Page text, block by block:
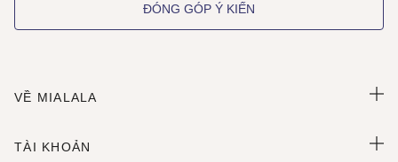
ĐÓNG GÓP Ý KIẾN
VỀ MIALALA
TÀI KHOẢN